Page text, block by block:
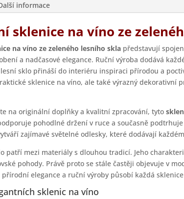
informace
sklenice na víno ze
na víno ze zeleného lesního sklapředstavují
a nadčasové elegance. Ruční výroba dodává
sklo přináší do interiéru inspiraci přírodou a
sklenice na víno, ale také výrazný dekorativní
na originální doplňky a kvalitní zpracování, tyto
pohodlné držení v ruce a současně
zajímavé světelné odlesky, které dodávají
patří mezi materiály s dlouhou tradicí. Jeho
pohody. Právě proto se stále častěji objevuje v
elegance a ruční výroby působí každá
sklenic na víno